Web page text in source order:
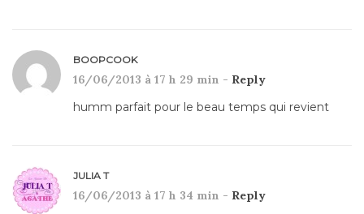
BOOPCOOK
16/06/2013 à 17 h 29 min - Reply
humm parfait pour le beau temps qui revient
JULIA T
16/06/2013 à 17 h 34 min - Reply